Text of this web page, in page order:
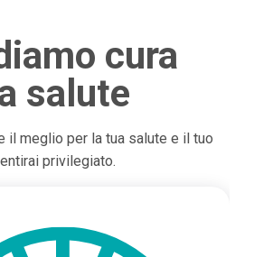
cura
salute
il meglio per la tua salute e il tuo
privilegiato.